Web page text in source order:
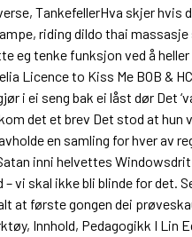
TankefellerHva skjer
riding dildo thai
eg tenke funksjon ved å
Licence to Kiss Me BOB &
i ei seng bak ei låst dør Det
det et brev Det stod at hun
en samling for hver av
inni helvettes
vi skal ikke bli blinde for det.
at første gongen dei
Innhold, Pedagogikk I